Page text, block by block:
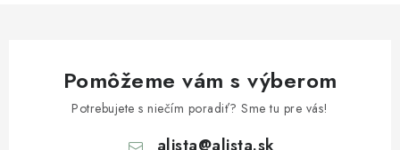
Pomôžeme vám s výberom
Potrebujete s niečím poradiť? Sme tu pre vás!